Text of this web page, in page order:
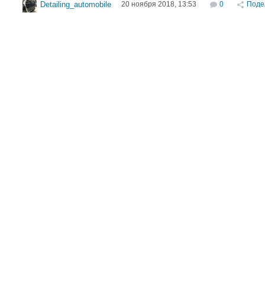
Detailing_automobile 20 ноября 2018, 13:53 0